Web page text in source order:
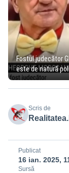
Fostul judecător
este de natură
Scris de
Publicat
16 ian. 2025,
Sursă